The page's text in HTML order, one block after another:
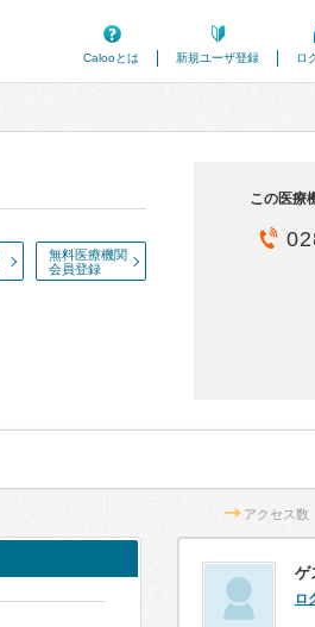
Calooとは
新規ユーザ登録 ロ
無料医療機関
会員登録
この医療
アクセス
ゲ
ロ